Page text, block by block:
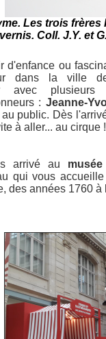
Les trois frères
vernis. Coll. J.Y. et
d'enfance ou
dans la ville
avec
: Jeanne-
public. Dès
à aller... au cirque !
arrivé au
qui vous
des années 1760